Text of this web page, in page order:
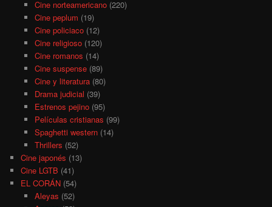
Cine norteamericano(220)
Cine peplum (19)
Cine policiaco(12)
Cine religioso(120)
Cine romanos (14)
Cine suspense(89)
Cine y literatura(80)
Drama judicial (39)
Estrenos pejino(95)
Películas cristianas (99)
Spaghetti western(14)
Thrillers (52)
Cine japonés (13)
Cine LGTB (41)
EL CORÁN (54)
Aleyas (52)